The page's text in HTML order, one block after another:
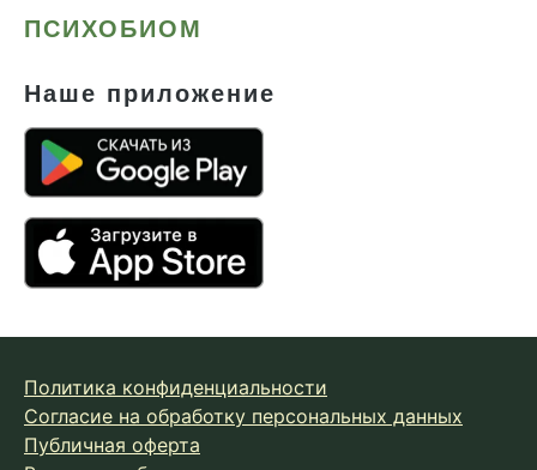
ПСИХОБИОМ
Наше приложение
Политика конфиденциальности
Согласие на обработку персональных данных
Публичная оферта